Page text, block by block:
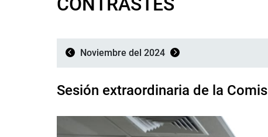
Noviembre del 2024
Sesión extraordinaria de la